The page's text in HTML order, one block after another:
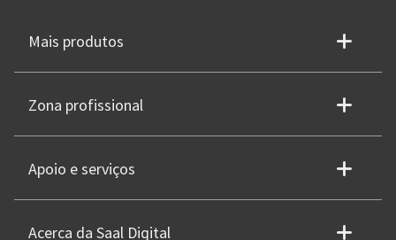
Mais produtos
Zona profissional
Apoio e serviços
Acerca da Saal Digital